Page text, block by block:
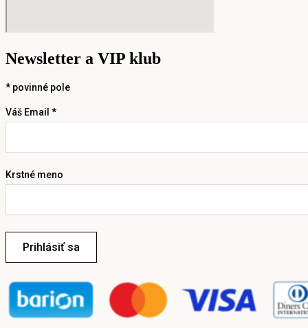
Newsletter a VIP klub
* povinné pole
Váš Email *
Krstné meno
Prihlásiť sa